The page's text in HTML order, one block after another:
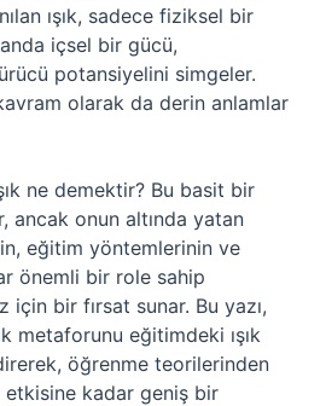
ışık, sadece fiziksel bir
içsel bir gücü,
potansiyelini simgeler.
olarak da derin anlamlar
ne demektir? Bu basit bir
ancak onun altında yatan
eğitim yöntemlerinin ve
önemli bir role sahip
için bir fırsat sunar. Bu yazı,
metaforunu eğitimdeki ışık
öğrenme teorilerinden
kadar geniş bir